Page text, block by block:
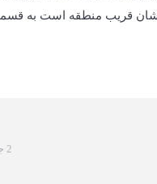
قریب منطقه است به
2 جولای 2025